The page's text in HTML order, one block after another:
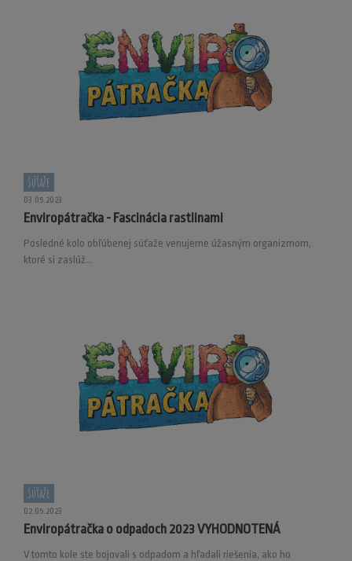
Súťaže
03.05.2023
Enviropátračka - Fascinácia rastlinami
Posledné kolo obľúbenej súťaže venujeme úžasným organizmom,
ktoré si zaslúž...
Súťaže
02.05.2023
Enviropátračka o odpadoch 2023 VYHODNOTENÁ
V tomto kole ste bojovali s odpadom a hľadali riešenia, ako ho